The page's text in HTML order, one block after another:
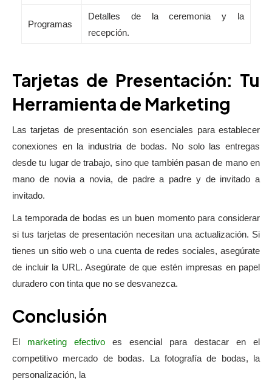
Programas
Detalles de la ceremonia y la
recepción.
Tarjetas de Presentación: Tu
Herramienta de Marketing
Las tarjetas de presentación son esenciales para establecer
conexiones en la industria de bodas. No solo las entregas
desde tu lugar de trabajo, sino que también pasan de mano en
mano de novia a novia, de padre a padre y de invitado a
invitado.
La temporada de bodas es un buen momento para considerar
si tus tarjetas de presentación necesitan una actualización. Si
tienes un sitio web o una cuenta de redes sociales, asegúrate
de incluir la URL. Asegúrate de que estén impresas en papel
duradero con tinta que no se desvanezca.
Conclusión
El marketing efectivo es esencial para destacar en el
competitivo mercado de bodas. La fotografía de bodas, la
personalización, la